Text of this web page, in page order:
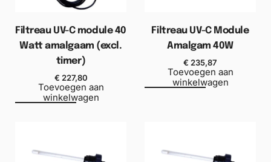
Filtreau UV-C module 40
Watt amalgaam (excl.
timer)
€ 227,80
Toevoegen aan
winkelwagen
Filtreau UV-C Module
Amalgam 40W
€ 235,87
Toevoegen aan
winkelwagen